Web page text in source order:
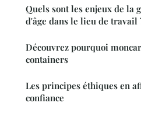
Quels sont les enjeux de la
d'âge dans le lieu de travail
Découvrez pourquoi
containers
Les principes éthiques en
confiance